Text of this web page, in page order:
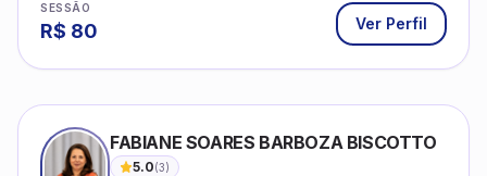
SESSÃO
R$ 80 Ver Perfil
FABIANE SOARES BARBOZA BISCOTTO
5.0(3)